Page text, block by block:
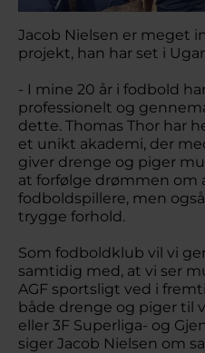
Jacob Nielsen er meget
projekt, han har set i
- I mine 20 år i fodbold
professionelt og
dette. Thomas Thor har
et unikt akademi, der
giver drenge og piger
at forfølge drømmen om
fodboldspillere, men
trygge forhold.
Som fodboldklub vil vi
samtidig med, at vi ser
AGF sportsligt ved i
både drenge og piger til
eller 3F Superliga- og
siger Jacob Nielsen om